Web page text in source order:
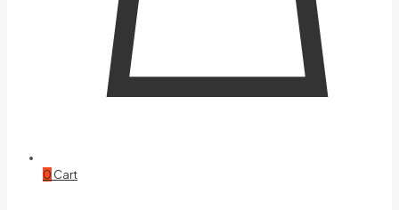
0 Cart